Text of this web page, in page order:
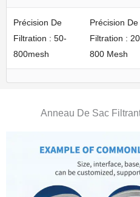
Précision De
Filtration : 50-
800mesh
Précision De
Filtration :
800 Mesh
Anneau De Sac